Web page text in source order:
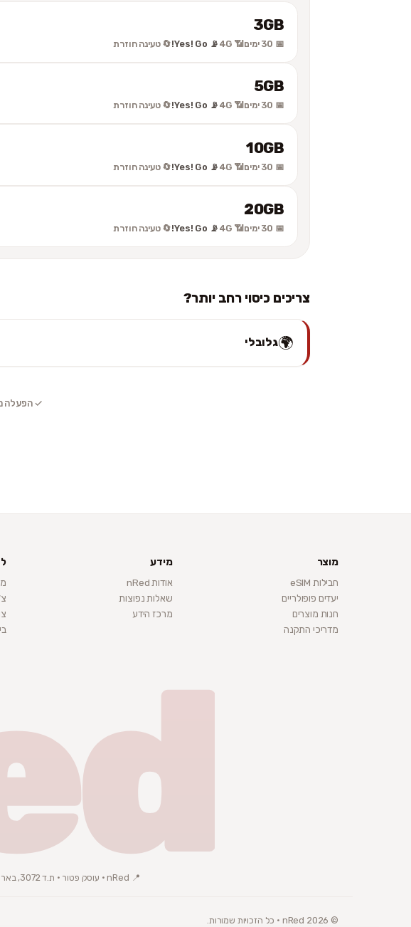
3GB
📅 30 ימים 📶 4G
📡 Yes! Go! 🔄 טעינה חוזרת
5GB
📅 30 ימים 📶 4G
📡 Yes! Go! 🔄 טעינה חוזרת
10GB
📅 30 ימים 📶 4G
📡 Yes! Go! 🔄 טעינה חוזרת
20GB
📅 30 ימים 📶 4G
📡 Yes! Go! 🔄 טעינה חוזרת
צריכים כיסוי רחב יותר?
🌍גלובלי
✓ הפעלה
מוצר
חבילות eSIM
יעדים פופולריים
חנות מוצרים
מדריכי התקנה
מידע
אודות nRed
שאלות נפוצות
מרכז הידע
📍 nRed · עוסק פטור · ת.ד 3072, באר שבע
© 2026 nRed · כל הזכויות שמורות.